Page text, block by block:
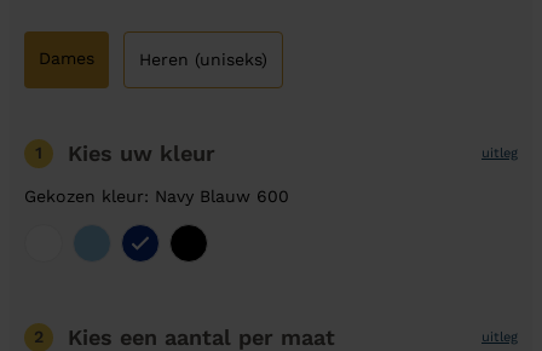
Dames Heren (uniseks)
1 Kies uw kleur uitleg
Gekozen kleur: Navy Blauw 600
2 Kies een aantal per maat uitleg